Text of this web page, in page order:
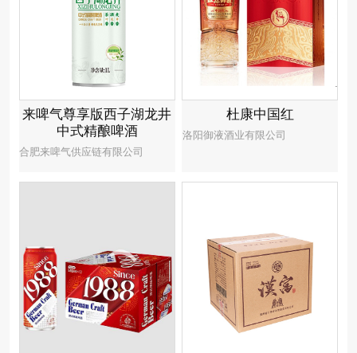
来啤气尊享版西子湖龙井
中式精酿啤酒
合肥来啤气供应链有限公司
杜康中国红
洛阳御液酒业有限公司